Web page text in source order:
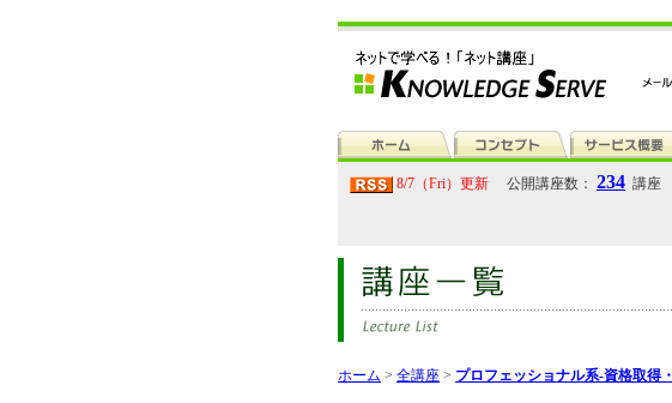
8/7（Fri）更新 公開講座数： 234 講座
ホーム > 全講座 > プロフェッショナル系-資格取得